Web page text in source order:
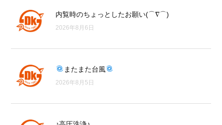
内覧時のちょっとしたお願い(⌒∇⌒)
2026年8月6日
またまた台風
2026年8月5日